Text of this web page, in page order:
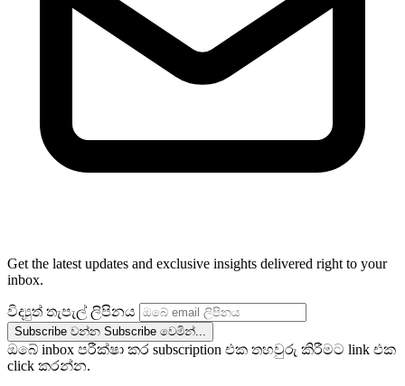
Get the latest updates and exclusive insights delivered right to your
inbox.
විද්‍යුත් තැපැල් ලිපිනය
Subscribe වන්න Subscribe වෙමින්...
ඔබේ inbox පරීක්ෂා කර subscription එක තහවුරු කිරීමට link එක
click කරන්න.